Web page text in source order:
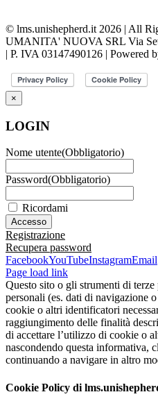
© lms.unishepherd.it 2026 | All
UMANITA' NUOVA SRL Via
| P. IVA 03147490126 | Powered
×
LOGIN
Nome utente(Obbligatorio)
Password(Obbligatorio)
Ricordami
Registrazione
Recupera password
FacebookYouTubeInstagramEmail
Page load link
Questo sito o gli strumenti di
personali (es. dati di navigazione
cookie o altri identificatori
raggiungimento delle finalità
di accettare l’utilizzo di cookie o
nascondendo questa informativa,
continuando a navigare in altro
Cookie Policy di